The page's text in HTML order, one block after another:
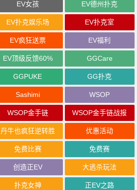
EV女孩 EV德州扑克
EV扑克娱乐场 EV扑克室
EV疯狂送票 EV福利
EV顶级反馈60% GGCare
GGPUKE GG扑克
Sashimi WSOP
WSOP金手链 WSOP金手链战报
丹牛也疯狂逆转胜 优惠活动
免费比赛 免费赛
创造正EV 大逃杀玩法
扑克女神 正EV之路